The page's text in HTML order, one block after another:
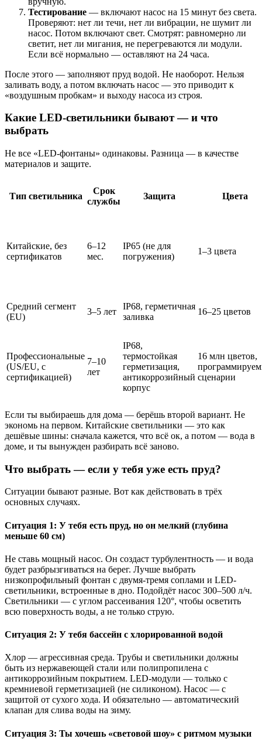
Тестирование — включают насос на 15 минут без света.
Проверяют: нет ли течи, нет ли вибрации, не шумит ли
насос. Потом включают свет. Смотрят: равномерно ли
светит, нет ли мигания, не перегреваются ли модули.
Если всё нормально — оставляют на 24 часа.
После этого — заполняют пруд водой. Не наоборот. Нельзя
заливать воду, а потом включать насос — это приводит к
«воздушным пробкам» и выходу насоса из строя.
Какие LED-светильники бывают — и что
выбрать
Не все «LED-фонтаны» одинаковы. Разница — в качестве
материалов и защите.
Тип светильника
Срок
службы
Защита Цвета
Китайские, без
сертификатов
6–12
мес.
IP65 (не для
погружения)
1–3 цвета
Средний сегмент
(EU)
3–5 лет
IP68, герметичная
заливка
16–25 цветов
Профессиональные
(US/EU, с
сертификацией)
7–10
лет
IP68,
термостойкая
герметизация,
антикоррозийный
корпус
16 млн цветов,
сценарии
Если ты выбираешь для дома — берёшь второй вариант. Не
экономь на первом. Китайские светильники — это как
дешёвые шины: сначала кажется, что всё ок, а потом — вода в
доме, и ты вынужден разбирать всё заново.
Что выбрать — если у тебя уже есть пруд?
Ситуации бывают разные. Вот как действовать в трёх
основных случаях.
Ситуация 1: У тебя есть пруд, но он мелкий (глубина
меньше 60 см)
Не ставь мощный насос. Он создаст турбулентность — и вода
будет разбрызгиваться на берег. Лучше выбрать
низкопрофильный фонтан с двумя-тремя соплами и LED-
светильники, встроенные в дно. Подойдёт насос 300–500 л/ч.
Светильники — с углом рассеивания 120°, чтобы осветить
всю поверхность воды, а не только струю.
Ситуация 2: У тебя бассейн с хлорированной водой
Хлор — агрессивная среда. Трубы и светильники должны
быть из нержавеющей стали или полипропилена с
антикоррозийным покрытием. LED-модули — только с
кремниевой герметизацией (не силиконом). Насос — с
защитой от сухого хода. И обязательно — автоматический
клапан для слива воды на зиму.
Ситуация 3: Ты хочешь «световой шоу» с ритмом музыки